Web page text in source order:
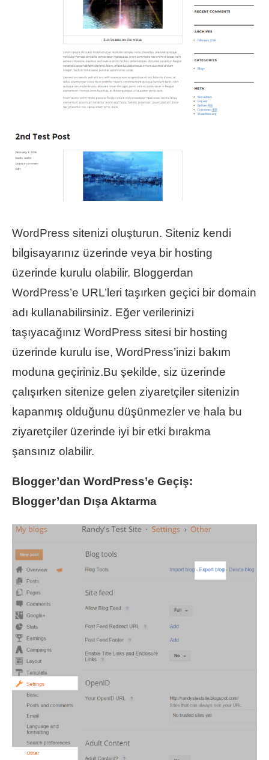
WordPress sitenizi oluşturun. Siteniz kendi
bilgisayarınız üzerinde veya bir hosting
üzerinde kurulu olabilir. Bloggerdan
WordPress’e URL’leri taşırken geçici bir domain
adı kullanabilirsiniz. Eğer verilerinizi
taşıyacağınız WordPress sitesi bir hosting
üzerinde kurulu ise, WordPress’inizi bakım
moduna geçiriniz.Bu şekilde, siz üzerinde
çalışırken sitenize gelen ziyaretçiler sitenizin
kapanmış olduğunu düşünmezler ve hala bu
ziyaretçiler üzerinde iyi bir etki bırakma
şansınız olabilir.
Blogger’dan WordPress’e Geçiş:
Blogger’dan Dışa Aktarma